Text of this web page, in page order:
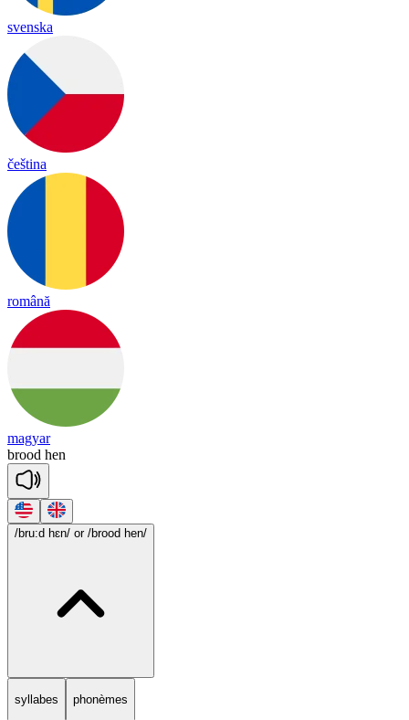
svenska
čeština
română
magyar
brood hen
/bru:d hɛn/ or /brood hen/
syllabes phonèmes